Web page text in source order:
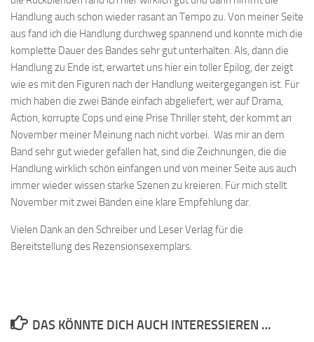
Handlung auch schon wieder rasant an Tempo zu. Von meiner Seite
aus fand ich die Handlung durchweg spannend und konnte mich die
komplette Dauer des Bandes sehr gut unterhalten. Als, dann die
Handlung zu Ende ist, erwartet uns hier ein toller Epilog, der zeigt
wie es mit den Figuren nach der Handlung weitergegangen ist. Für
mich haben die zwei Bände einfach abgeliefert, wer auf Drama,
Action, korrupte Cops und eine Prise Thriller steht, der kommt an
November meiner Meinung nach nicht vorbei. Was mir an dem
Band sehr gut wieder gefallen hat, sind die Zeichnungen, die die
Handlung wirklich schön einfangen und von meiner Seite aus auch
immer wieder wissen starke Szenen zu kreieren. Für mich stellt
November mit zwei Bänden eine klare Empfehlung dar.
Vielen Dank an den Schreiber und Leser Verlag für die
Bereitstellung des Rezensionsexemplars.
DAS KÖNNTE DICH AUCH INTERESSIEREN …